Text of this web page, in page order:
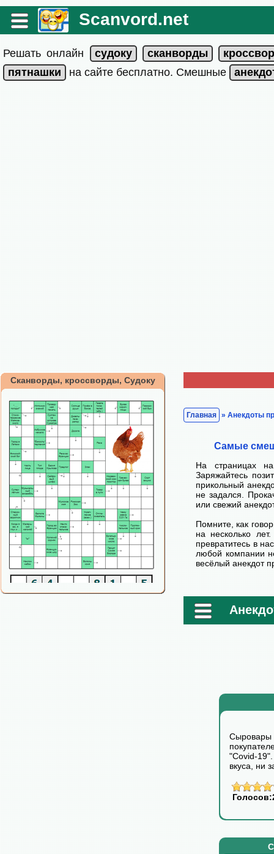
Scanvord.net
Решать онлайн
на сайте бесплатно. Смешные
Сканворды, кроссворды, Судоку
Главная » Анекдоты
Самые
На страницах
Заряжайтесь
прикольный
не задался.
или свежий
Помните, как
на несколько
превратитесь в
любой компании
весёлый анекдот
Сыровары
"Covid-
вкуса, ни